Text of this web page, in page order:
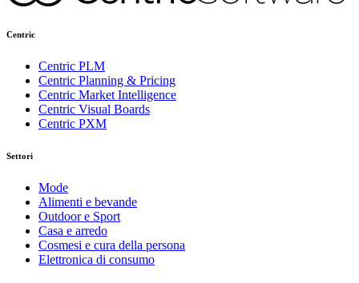
Centric
Centric PLM
Centric Planning & Pricing
Centric Market Intelligence
Centric Visual Boards
Centric PXM
Settori
Mode
Alimenti e bevande
Outdoor e Sport
Casa e arredo
Cosmesi e cura della persona
Elettronica di consumo